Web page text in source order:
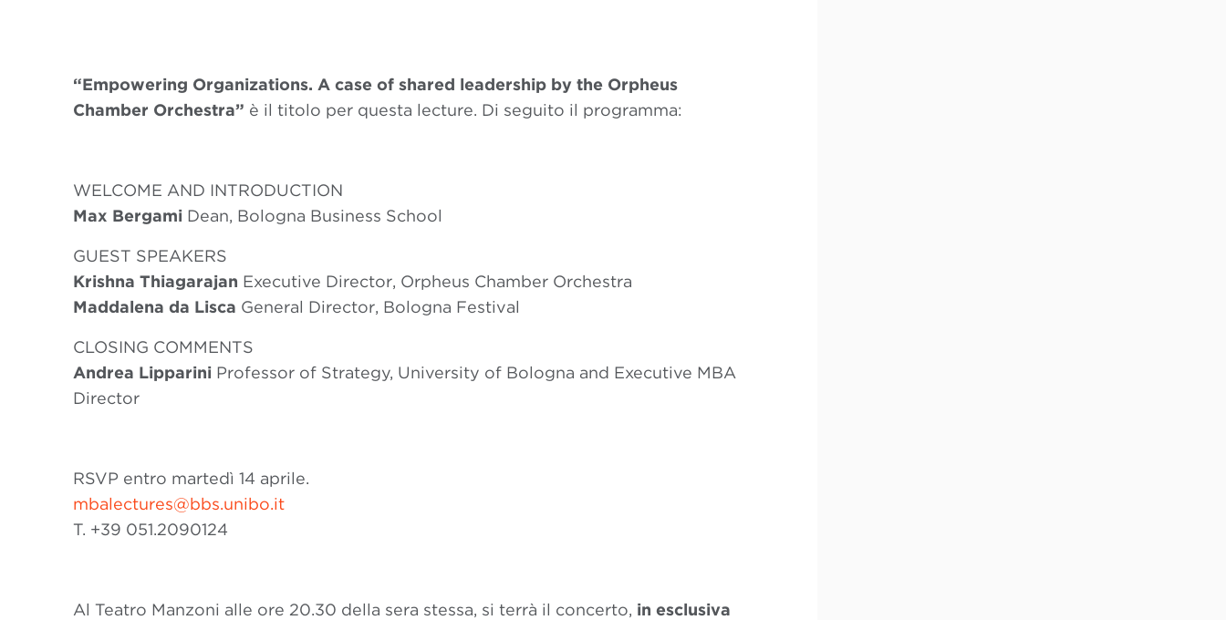
“Empowering Organizations. A case of shared leadership by the Orpheus
Chamber Orchestra” è il titolo per questa lecture. Di seguito il programma:
WELCOME AND INTRODUCTION
Max Bergami Dean, Bologna Business School
GUEST SPEAKERS
Krishna Thiagarajan Executive Director, Orpheus Chamber Orchestra
Maddalena da Lisca General Director, Bologna Festival
CLOSING COMMENTS
Andrea Lipparini Professor of Strategy, University of Bologna and Executive MBA
Director
RSVP entro martedì 14 aprile.
mbalectures@bbs.unibo.it
T. +39 051.2090124
Al Teatro Manzoni alle ore 20.30 della sera stessa, si terrà il concerto, in esclusiva